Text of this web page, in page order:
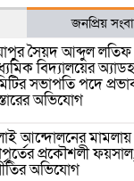
জনপ্রিয়
সৈয়দ আব্দুল লতিফ
বিদ্যালয়ের
সভাপতি পদে
অভিযোগ
আন্দোলনের
প্রকৌশলী
অভিযোগ